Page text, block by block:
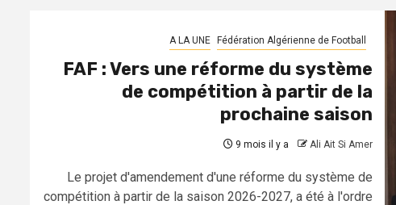
A LA UNE Fédération Algérienne de Football
FAF : Vers une réforme du système
de compétition à partir de la
prochaine saison
9 mois il y a Ali Ait Si Amer
Le projet d'amendement d'une réforme du système de
compétition à partir de la saison 2026-2027, a été à l'ordre